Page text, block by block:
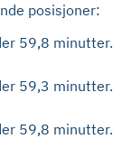
posisjoner:
59,8
59,3
59,8